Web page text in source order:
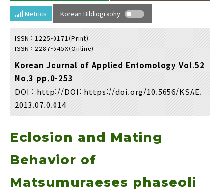
Year(s) :
to
Search :
Adode Reader(link)
Metrics Korean Bibliography
ISSN : 1225-0171(Print)
ISSN : 2287-545X(Online)
Korean Journal of Applied Entomology Vol.52
No.3 pp.0-253
DOI : http://DOI: https://doi.org/10.5656/KSAE.
2013.07.0.014
Eclosion and Mating
Behavior of
Matsumuraeses phaseoli